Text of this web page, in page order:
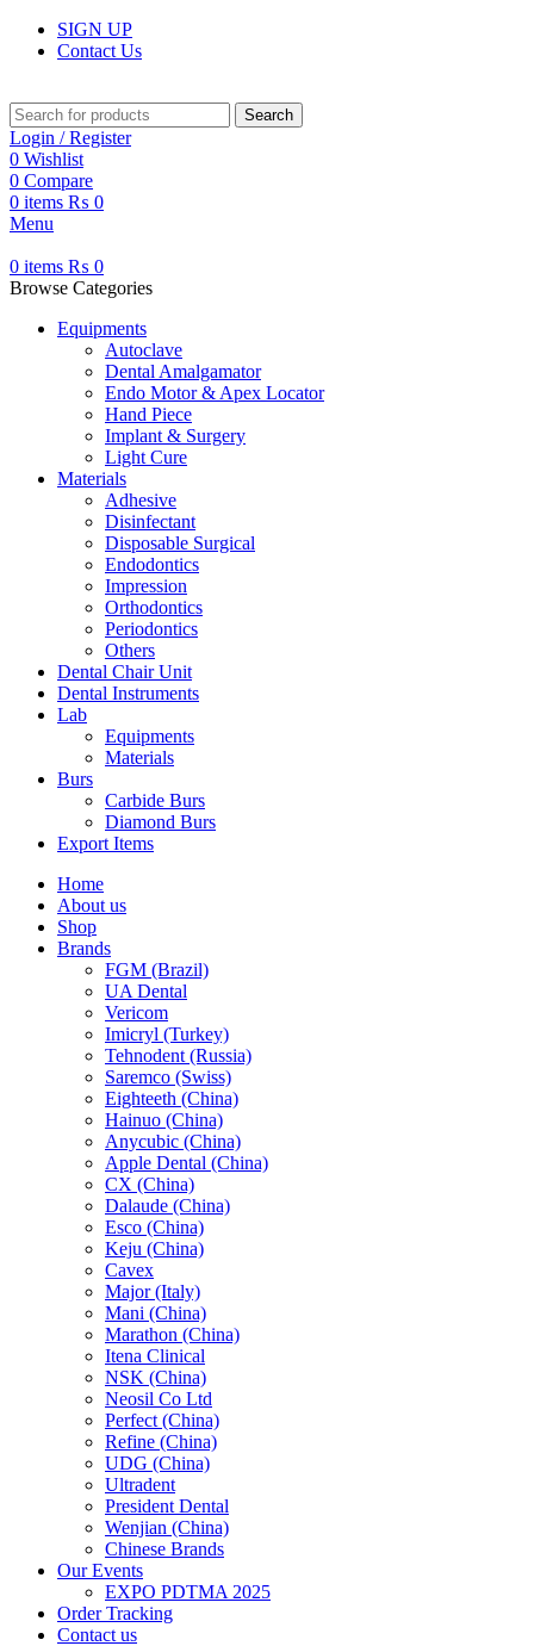
SIGN UP
Contact Us
Search
Login / Register
0 Wishlist
0 Compare
0 items ₨ 0
Menu
0 items ₨ 0
Browse Categories
Equipments
Autoclave
Dental Amalgamator
Endo Motor & Apex Locator
Hand Piece
Implant & Surgery
Light Cure
Materials
Adhesive
Disinfectant
Disposable Surgical
Endodontics
Impression
Orthodontics
Periodontics
Others
Dental Chair Unit
Dental Instruments
Lab
Equipments
Materials
Burs
Carbide Burs
Diamond Burs
Export Items
Home
About us
Shop
Brands
FGM (Brazil)
UA Dental
Vericom
Imicryl (Turkey)
Tehnodent (Russia)
Saremco (Swiss)
Eighteeth (China)
Hainuo (China)
Anycubic (China)
Apple Dental (China)
CX (China)
Dalaude (China)
Esco (China)
Keju (China)
Cavex
Major (Italy)
Mani (China)
Marathon (China)
Itena Clinical
NSK (China)
Neosil Co Ltd
Perfect (China)
Refine (China)
UDG (China)
Ultradent
President Dental
Wenjian (China)
Chinese Brands
Our Events
EXPO PDTMA 2025
Order Tracking
Contact us